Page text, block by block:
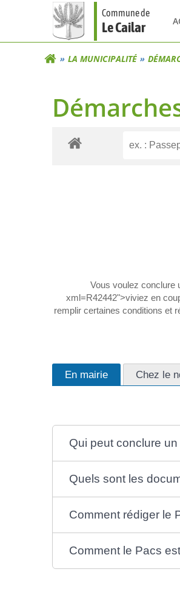
Commune de
Le Cailar
LA MUNICIPALITÉ
Vous voulez conclure
xml=R42442">viviez en
remplir certaines conditions et
En mairie Chez le
Qui peut conclure
Quels sont les
Comment rédiger le
Comment le Pacs